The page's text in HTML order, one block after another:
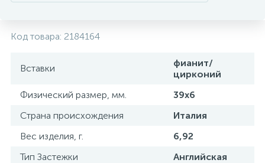
Код товара: 2184164
Вставки
фианит/
цирконий
Физический размер, мм.
39х6
Страна происхождения
Италия
Вес изделия, г.
6,92
Тип Застежки
Английская